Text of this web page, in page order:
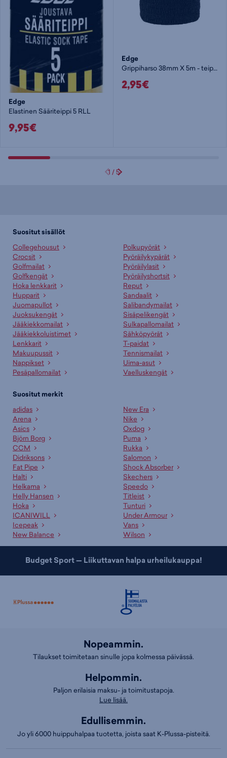
Edge
Elastinen Sääriteippi 5 RLL
9,95€
Edge
Grippiharso 38mm X 5m - teippi
2,95€
1 /5
Suositut sisällöt
Collegehousut
Crocsit
Golfmailat
Golfkengät
Hoka lenkkarit
Hupparit
Juomapullot
Juoksukengät
Jääkiekkomailat
Jääkiekkoluistimet
Lenkkarit
Makuupussit
Nappikset
Pesäpallomailat
Polkupyörät
Pyöräilykypärät
Pyöräilylasit
Pyöräilyshortsit
Reput
Sandaalit
Salibandymailat
Sisäpelikengät
Sulkapallomailat
Sähköpyörät
T-paidat
Tennismailat
Uima-asut
Vaelluskengät
Suositut merkit
adidas
Arena
Asics
Björn Borg
CCM
Didriksons
Fat Pipe
Halti
Helkama
Helly Hansen
Hoka
ICANIWILL
Icepeak
New Balance
New Era
Nike
Oxdog
Puma
Rukka
Salomon
Shock Absorber
Skechers
Speedo
Titleist
Tunturi
Under Armour
Vans
Wilson
Budget Sport — Liikuttavan halpa urheilukauppa!
Nopeammin.
Tilaukset toimitetaan sinulle jopa kolmessa päivässä.
Helpommin.
Paljon erilaisia maksu- ja toimitustapoja.
Lue lisää.
Edullisemmin.
Jo yli 6000 huippuhalpaa tuotetta, joista saat K-Plussa-pisteitä.